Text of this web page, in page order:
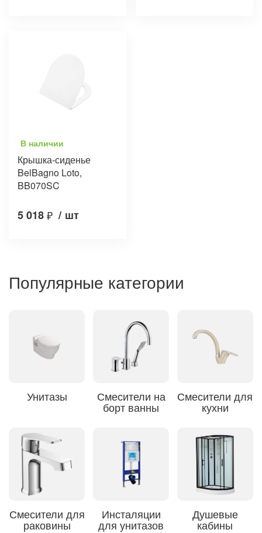
В наличии
Крышка-сиденье
BelBagno Loto,
BB070SC
5 018₽ / шт
Популярные категории
Унитазы Смесители на
борт ванны
Смесители для
кухни
Смесители для
раковины
Инсталяции
для унитазов
Душевые
кабины